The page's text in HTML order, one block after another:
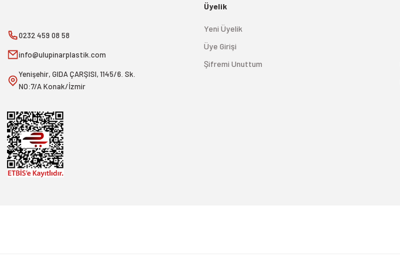
0232 459 08 58
info@ulupinarplastik.com
Yenişehir, GIDA ÇARŞISI, 1145/6. Sk.
NO:7/A Konak/İzmir
Üyelik
Yeni Üyelik
Üye Girişi
Şifremi Unuttum